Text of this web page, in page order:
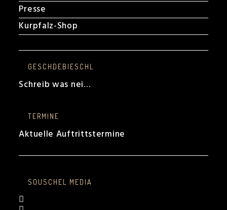
Presse
Kurpfalz-Shop
GESCHDEBIESCHL
Schreib was nei…
TERMINE
Aktuelle Auftrittstermine
SOUSCHEL MEDIA